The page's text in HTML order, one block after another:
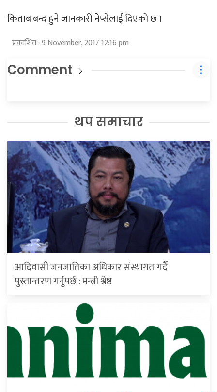
किताब बन्द हुने जानकारी नेप्सेलाई दिएको छ ।
प्रकाशित : 9 November, 2017 12:16 pm
Comment
थप समाचार
आदिवासी जनजातिका अधिकार संस्थागत गर्दै
पुस्तान्तरण गर्नुपर्छ : मन्त्री श्रेष्ठ